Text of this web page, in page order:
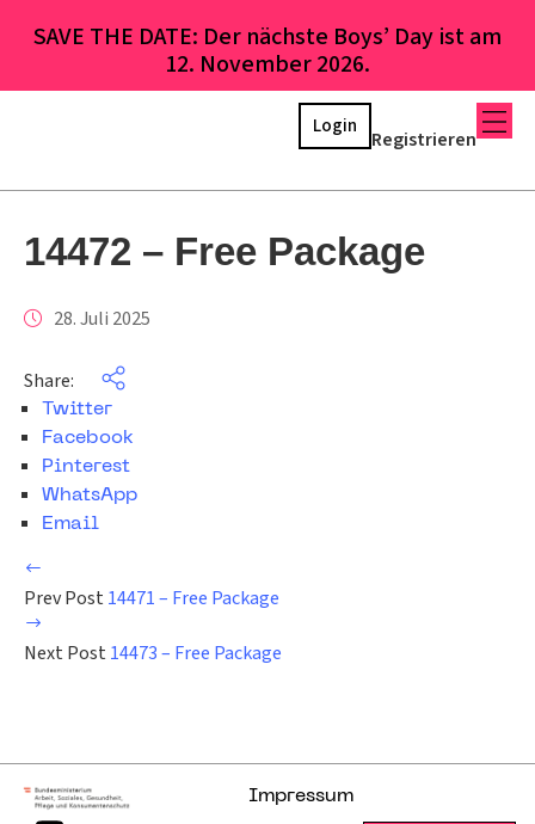
SAVE THE DATE: Der nächste Boys’ Day ist am
12. November 2026.
Registrieren
Login
14472 – Free Package
28. Juli 2025
Share:
Twitter
Facebook
Pinterest
WhatsApp
Email
Prev Post 14471 – Free Package
Next Post 14473 – Free Package
Impressum